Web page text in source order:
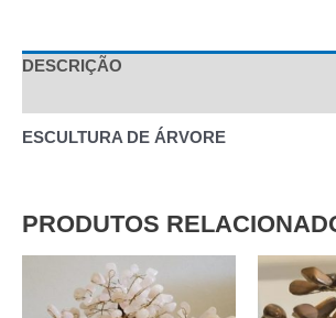
DESCRIÇÃO
ESCULTURA DE ÁRVORE
PRODUTOS